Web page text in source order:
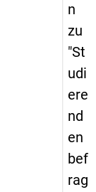
n
zu
"St
udi
ere
nd
en
bef
rag